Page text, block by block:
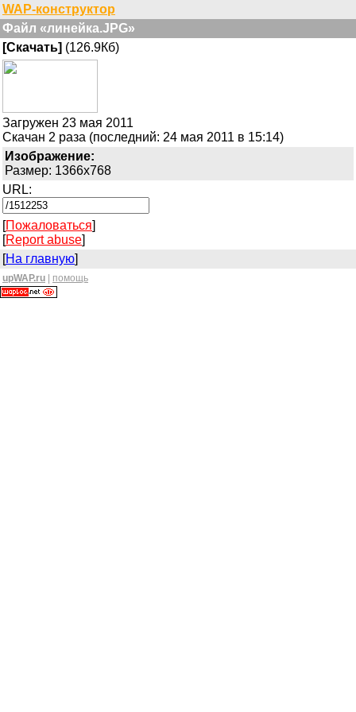
WAP-конструктор
Файл «линейка.JPG»
[Скачать] (126.9Кб)
Загружен 23 мая 2011
Скачан 2 раза (последний: 24 мая 2011 в 15:14)
Изображение:
Размер: 1366x768
URL:
[Пожаловаться]
[Report abuse]
[На главную]
upWAP.ru помощь